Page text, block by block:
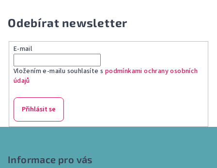
Odebírat newsletter
E-mail
Vložením e-mailu souhlasíte s podmínkami ochrany osobních
údajů
Přihlásit se
Informace pro vás